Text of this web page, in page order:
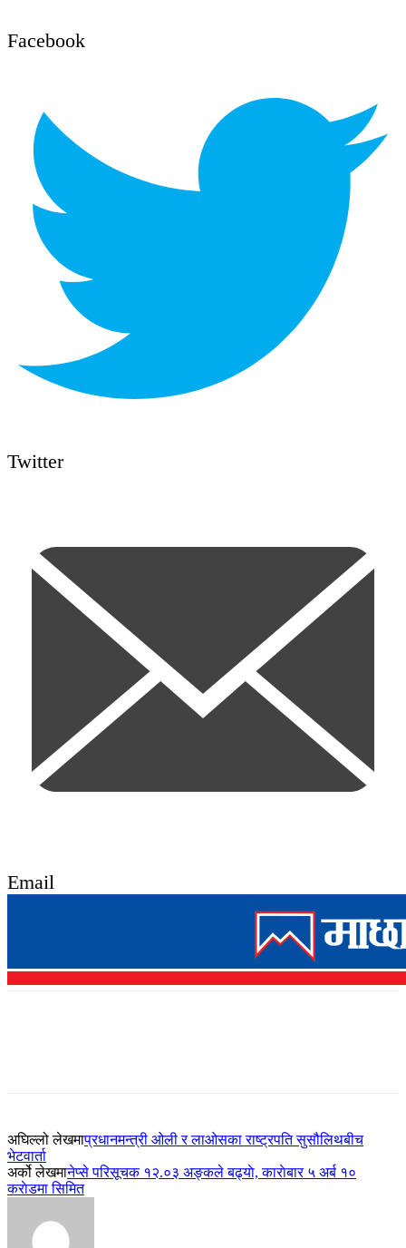
Facebook
Twitter
Email
अघिल्लो लेखमाप्रधानमन्त्री ओली र लाओसका राष्ट्रपति सुसौलिथबीच
भेटवार्ता
अर्को लेखमानेप्से परिसूचक १२.०३ अङ्कले बढ्याे, काराेबार ५ अर्ब १०
कराेडमा सिमित